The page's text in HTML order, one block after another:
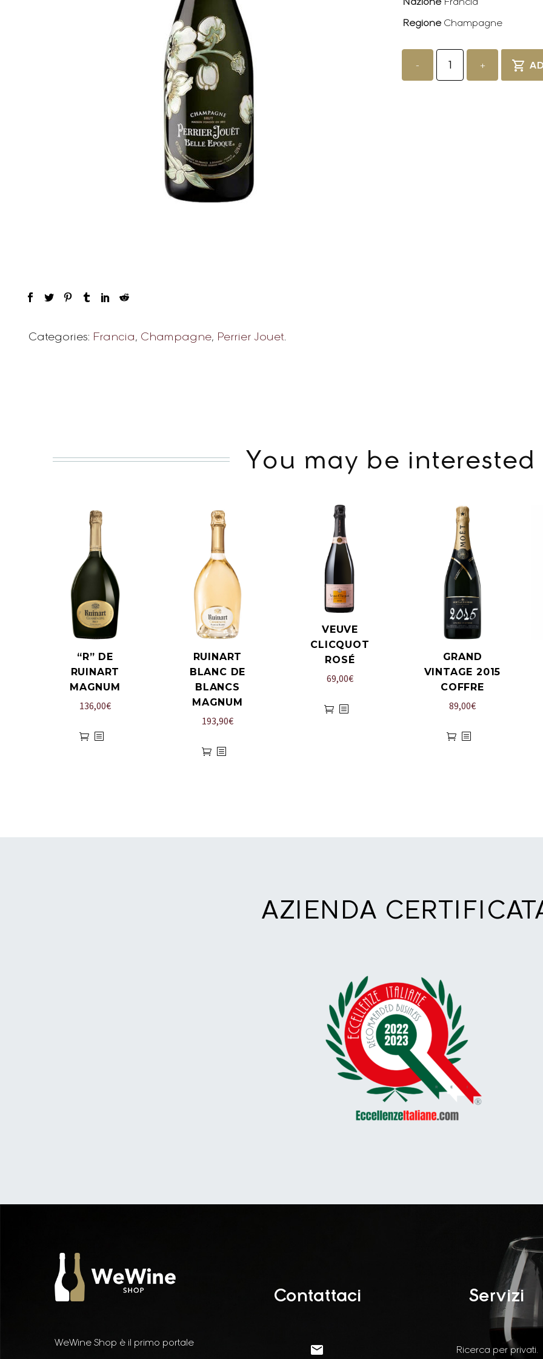
Categories: Francia, Champagne, Perrier Jouet.
RegioneChampagne
-
Perrier
Jouet
Blanc
Belle
+
You may be
“R” DE
RUINART
MAGNUM
136,00€
RUINART
BLANC DE
BLANCS
MAGNUM
193,90€
VEUVE
CLICQUOT
ROSÉ
69,00€
GRAND
VINTAGE 2015
COFFRE
89,00€
AZIENDA
WeWine Shop è il primo portale
Contattaci


Servizi
Ricerca per privati.